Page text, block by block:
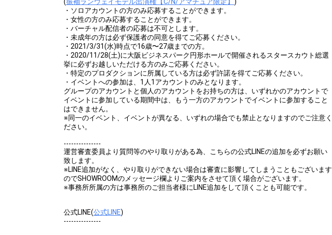
・ソロアカウントの方のみ応募することができます。
・女性の方のみ応募することができます。
・バーチャル配信者の応募は不可とします。
・未成年の方は必ず保護者の同意を得てご応募ください。
・2021/3/31(水)時点で16歳〜27歳までの方。
・2020/11/28(土)に大阪ビジネスパーク円形ホールで開催されるスタースカウト総選
挙に必ずお越しいただける方のみご応募ください。
・特定のプロダクションに所属している方は必ず許諾を得てご応募ください。
・イベントへの参加は、1人1アカウントのみとなります。
グループのアカウントと個人のアカウントをお持ちの方は、いずれかのアカウントで
イベントに参加している期間中は、もう一方のアカウントでイベントに参加すること
はできません。
※同一のイベント、イベントが異なる、いずれの場合でも禁止となりますのでご注意く
ださい。
---------------
運営審査委員より質問等のやり取りがある為、こちらの公式LINEの追加を必ずお願い
致します。
※LINE追加がなく、やり取りができない場合は審査に影響してしまうこともございます
のでSHOWROOMのメッセージ欄よりご案内をさせて頂く場合がございます。
※事務所所属の方は事務所のご担当者様にLINE追加をして頂くことも可能です。
公式LINE(公式LINE)
---------------